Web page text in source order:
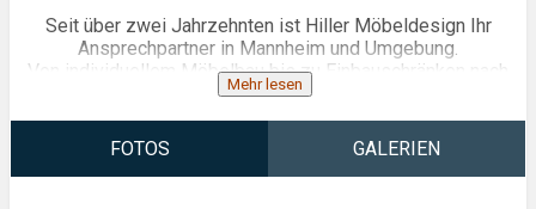
Seit über zwei Jahrzehnten ist Hiller Möbeldesign Ihr
Ansprechpartner in Mannheim und Umgebung.
Von individuellem Möbelbau bis zu Einbauschränken nach
Maß. Kontaktieren Sie uns und lassen sich ganz nach Ihren
Wünschen beraten.
Mehr lesen
FOTOS GALERIEN